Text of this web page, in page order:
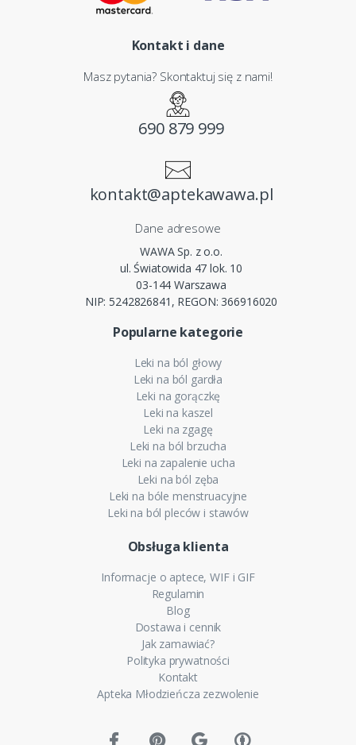
Kontakt i dane
Masz pytania? Skontaktuj się z nami!
690 879 999
kontakt@aptekawawa.pl
Dane adresowe
WAWA Sp. z o.o.
ul. Światowida 47 lok. 10
03-144 Warszawa
NIP: 5242826841, REGON: 366916020
Popularne kategorie
Leki na ból głowy
Leki na ból gardła
Leki na gorączkę
Leki na kaszel
Leki na zgagę
Leki na ból brzucha
Leki na zapalenie ucha
Leki na ból zęba
Leki na bóle menstruacyjne
Leki na ból pleców i stawów
Obsługa klienta
Informacje o aptece, WIF i GIF
Regulamin
Blog
Dostawa i cennik
Jak zamawiać?
Polityka prywatności
Kontakt
Apteka Młodzieńcza zezwolenie